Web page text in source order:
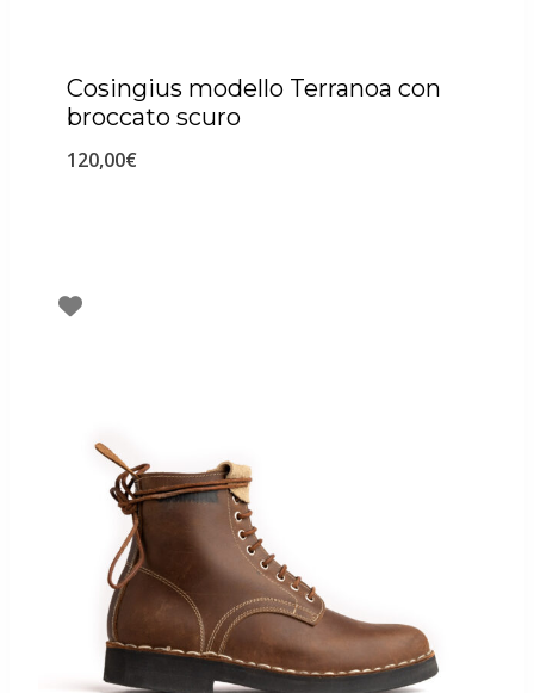
Cosingius modello Terranoa con
broccato scuro
120,00€